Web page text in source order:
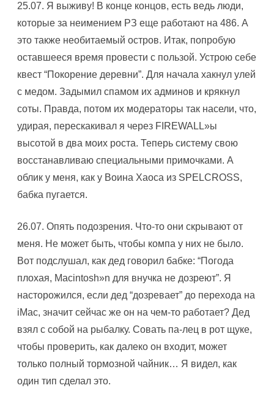
25.07. Я выживу! В конце концов, есть ведь люди,
которые за неимением РЗ еще работают на 486. А
это также необитаемый остров. Итак, попробую
оставшееся время провести с пользой. Устрою себе
квест “Покорение деревни”. Для начала хакнул улей
с медом. Задымил спамом их админов и крякнул
соты. Правда, потом их модераторы так насели, что,
удирая, перескакивал я через FIREWALL»ы
высотой в два моих роста. Теперь систему свою
восстанавливаю специальными примочками. А
облик у меня, как у Воина Хаоса из SPELCROSS,
бабка пугается.
26.07. Опять подозрения. Что-то они скрывают от
меня. Hе может быть, чтобы компа у них не было.
Вот подслушал, как дед говорил бабке: “Погода
плохая, Macintosh»n для внучка не дозреют”. Я
насторожился, если дед “дозревает” до перехода на
iMac, значит сейчас же он на чем-то работает? Дед
взял с собой на рыбалку. Совать па-лец в рот щуке,
чтобы проверить, как далеко он входит, может
только полный тормозной чайник… Я видел, как
один тип сделал это.